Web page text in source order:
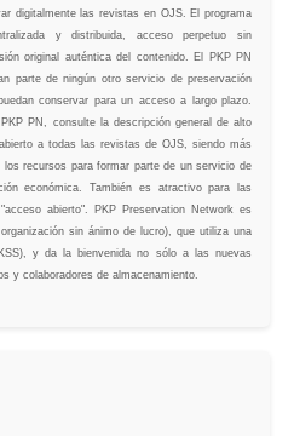
digitalmente las revistas en OJS. El programa
y distribuida, acceso perpetuo sin
original auténtica del contenido. El PKP PN
parte de ningún otro servicio de preservación
conservar para un acceso a largo plazo.
PN, consulte la descripción general de alto
a todas las revistas de OJS, siendo más
recursos para formar parte de un servicio de
económica. También es atractivo para las
abierto". PKP Preservation Network es
sin ánimo de lucro), que utiliza una
y da la bienvenida no sólo a las nuevas
y colaboradores de almacenamiento.